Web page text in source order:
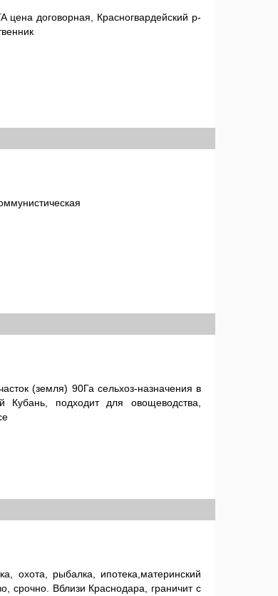
цена договорная, Красногвардейский р-
(земля) 90Га сельхоз-назначения в
подходит для овощеводства,
охота, рыбалка, ипотека,материнский
срочно. Вблизи Краснодара, граничит с